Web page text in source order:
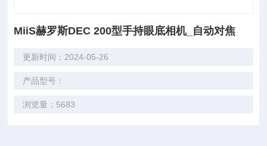
MiiS赫罗斯DEC 200型手持眼底相机_自动对焦
更新时间：2024-05-26
产品型号：
浏览量：5683